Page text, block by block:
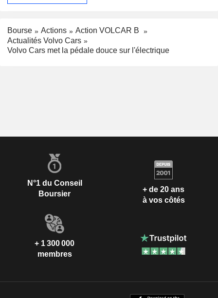
Bourse Actions
Action VOLCAR B
Actualités Volvo Cars
Volvo Cars met la pédale douce sur l'électrique
N°1 du Conseil
Boursier
+ de 20 ans
à vos côtés
+ 1 300 000
membres